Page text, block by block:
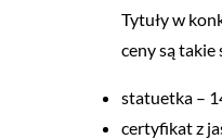
Tytuły w
ceny są takie
statuetka –
certyfikat z